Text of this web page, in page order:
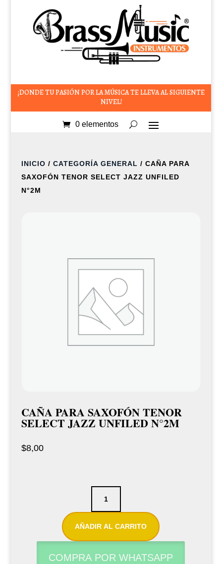
¡DONDE TU PASIÓN POR LA MÚSICA TE LLEVA AL SIGUIENTE
NIVEL!
0 elementos
INICIO / CATEGORÍA GENERAL / CAÑA PARA
SAXOFÓN TENOR SELECT JAZZ UNFILED
N°2M
CAÑA PARA SAXOFÓN TENOR
SELECT JAZZ UNFILED N°2M
$8,00
Jazz
AÑADIR AL CARRITO
COMPRA POR WHATSAPP